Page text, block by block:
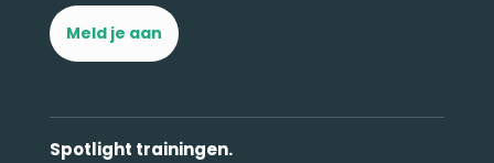
Meld je aan
Spotlight trainingen.